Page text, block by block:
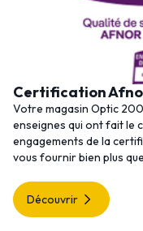
Certification
Votre magasin Optic
enseignes qui ont fait le
engagements de la
vous fournir bien plus
Découvrir